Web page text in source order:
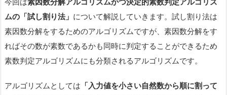
ムの「試し割り法」 について解説していきます。試し割り法は
素因数分解をするためのアルゴリズムですが、素因数分解をす
ればその数が素数であるかも同時に判定することができるため
素数判定アルゴリズムにも分類されるアルゴリズムです。
アルゴリズムとしては 「入力値を小さい自然数から順に割って